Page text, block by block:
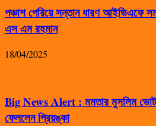
পঞ্চাশ পেরিয়ে সন্তান ধারণ আইভিএফে
এস এম রহমান
18/04/2025
Big News Alert : মমতার মুসলিম ভোট
ফেললেন প্রিয়ঙ্কা